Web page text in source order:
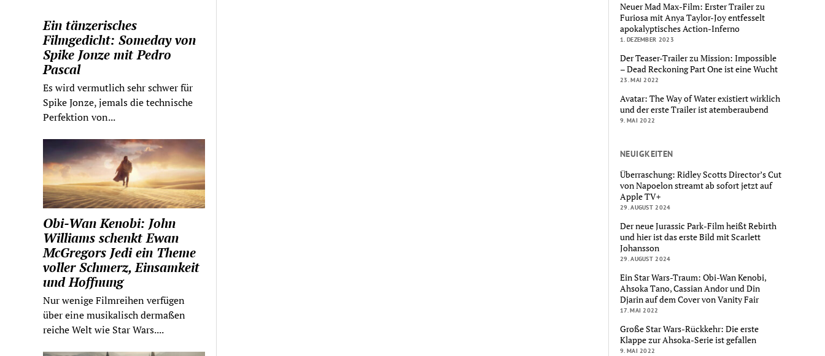
Ein tänzerisches
Filmgedicht: Someday von
Spike Jonze mit Pedro
Pascal
Es wird vermutlich sehr schwer für
Spike Jonze, jemals die technische
Perfektion von...
Obi-Wan Kenobi: John
Williams schenkt Ewan
McGregors Jedi ein Theme
voller Schmerz, Einsamkeit
und Hoffnung
Nur wenige Filmreihen verfügen
über eine musikalisch dermaßen
reiche Welt wie Star Wars....
Neuer Mad Max-Film: Erster Trailer zu
Furiosa mit Anya Taylor-Joy entfesselt
apokalyptisches Action-Inferno
1. DEZEMBER 2023
Der Teaser-Trailer zu Mission: Impossible
– Dead Reckoning Part One ist eine Wucht
23. MAI 2022
Avatar: The Way of Water existiert wirklich
und der erste Trailer ist atemberaubend
9. MAI 2022
NEUIGKEITEN
Überraschung: Ridley Scotts Director’s Cut
von Napoelon streamt ab sofort jetzt auf
Apple TV+
29. AUGUST 2024
Der neue Jurassic Park-Film heißt Rebirth
und hier ist das erste Bild mit Scarlett
Johansson
29. AUGUST 2024
Ein Star Wars-Traum: Obi-Wan Kenobi,
Ahsoka Tano, Cassian Andor und Din
Djarin auf dem Cover von Vanity Fair
17. MAI 2022
Große Star Wars-Rückkehr: Die erste
Klappe zur Ahsoka-Serie ist gefallen
9. MAI 2022